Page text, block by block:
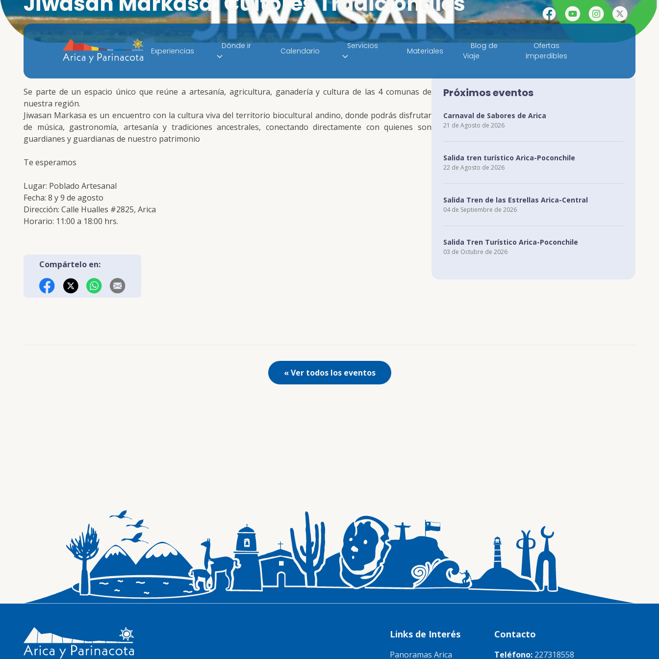
FacebookYouTubeInstagram
X
Experiencias
Dónde ir
Calendario
Servicios
Materiales
Blog de
Viaje
Ofertas
Imperdibles
Se parte de un espacio único que reúne a artesanía, agricultura, ganadería y cultura de las 4 comunas de
nuestra región.
Jiwasan Markasa es un encuentro con la cultura viva del territorio biocultural andino, donde podrás disfrutar
de música, gastronomía, artesanía y tradiciones ancestrales, conectando directamente con quienes son
guardianes y guardianas de nuestro patrimonio
Te esperamos
Lugar: Poblado Artesanal
Fecha: 8 y 9 de agosto
Dirección: Calle Hualles #2825, Arica
Horario: 11:00 a 18:00 hrs.
Compártelo en:
Próximos eventos
Carnaval de Sabores de Arica
21 de Agosto de 2026
Salida tren turístico Arica-Poconchile
22 de Agosto de 2026
Salida Tren de las Estrellas Arica-Central
04 de Septiembre de 2026
Salida Tren Turístico Arica-Poconchile
03 de Octubre de 2026
« Ver todos los eventos
Links de Interés
Panoramas Arica
Contacto
Teléfono: 227318558